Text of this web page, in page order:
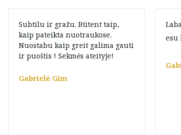
Subtilu ir gražu. Būtent taip,
kaip pateikta nuotraukose.
Nuostabu kaip greit galima gauti
ir puoštis ! Sekmės ateityje!
Gabrielė Gim
esu